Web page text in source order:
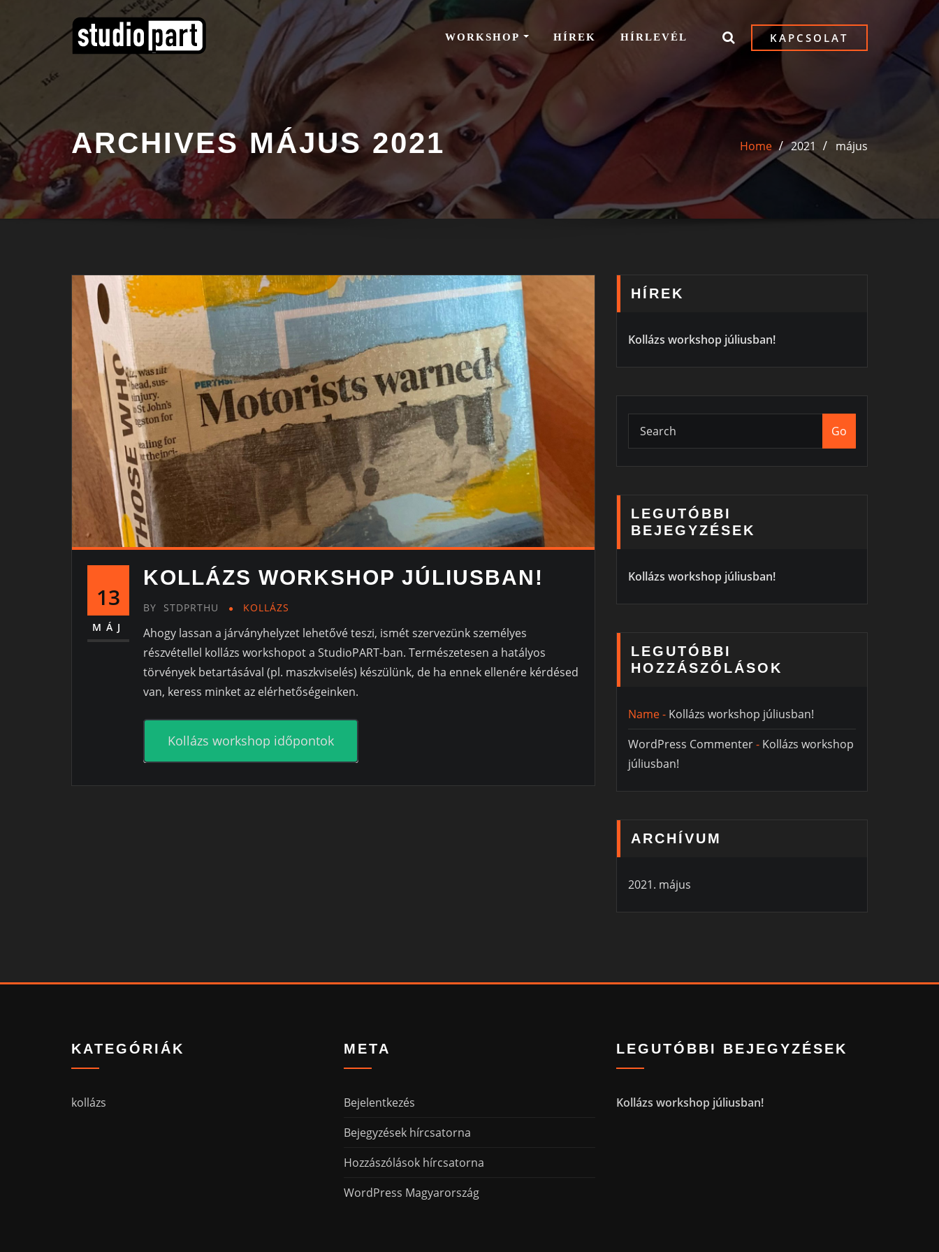
WORKSHOP HÍREK HÍRLEVÉL KAPCSOLAT
ARCHIVES MÁJUS 2021 Home 2021 május
13
MÁJ
KOLLÁZS WORKSHOP JÚLIUSBAN!
BY STDPRTHU KOLLÁZS
Ahogy lassan a járványhelyzet lehetővé teszi, ismét szervezünk személyes
részvétellel kollázs workshopot a StudioPART-ban. Természetesen a hatályos
törvények betartásával (pl. maszkviselés) készülünk, de ha ennek ellenére kérdésed
van, keress minket az elérhetőségeinken.
Kollázs workshop időpontok
HÍREK
Kollázs workshop júliusban!
Go
LEGUTÓBBI
BEJEGYZÉSEK
Kollázs workshop júliusban!
LEGUTÓBBI
HOZZÁSZÓLÁSOK
Name- Kollázs workshop júliusban!
WordPress Commenter- Kollázs workshop
júliusban!
ARCHÍVUM
2021. május
KATEGÓRIÁK
kollázs
META
Bejelentkezés
Bejegyzések hírcsatorna
Hozzászólások hírcsatorna
WordPress Magyarország
LEGUTÓBBI BEJEGYZÉSEK
Kollázs workshop júliusban!